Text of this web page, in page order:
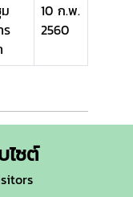
ร
10 ก.พ.
2560
ไซต์